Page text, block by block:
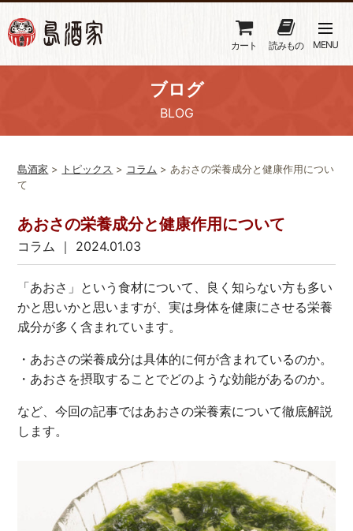
カート 読みもの MENU
ブログ
BLOG
島酒家 > トピックス > コラム > あおさの栄養成分と健康作用につい
て
あおさの栄養成分と健康作用について
コラム ｜ 2024.01.03
「あおさ」という食材について、良く知らない方も多い
かと思いかと思いますが、実は身体を健康にさせる栄養
成分が多く含まれています。
・あおさの栄養成分は具体的に何が含まれているのか。
・あおさを摂取することでどのような効能があるのか。
など、今回の記事ではあおさの栄養素について徹底解説
します。